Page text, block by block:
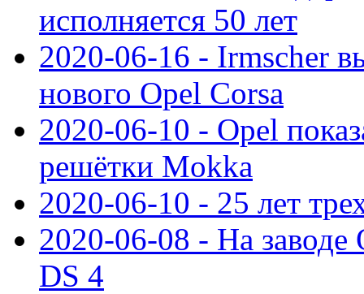
исполняется 50 лет
2020-06-16 - Irmscher
нового Opel Corsa
2020-06-10 - Opel
решётки Mokka
2020-06-10 - 25 лет
2020-06-08 - На заводе
DS 4